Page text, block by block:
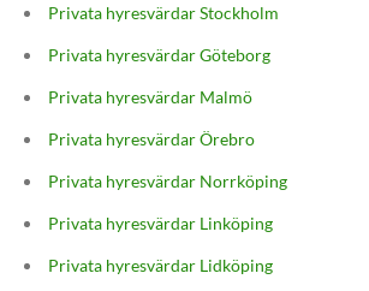
Privata hyresvärdar Stockholm
Privata hyresvärdar Göteborg
Privata hyresvärdar Malmö
Privata hyresvärdar Örebro
Privata hyresvärdar Norrköping
Privata hyresvärdar Linköping
Privata hyresvärdar Lidköping